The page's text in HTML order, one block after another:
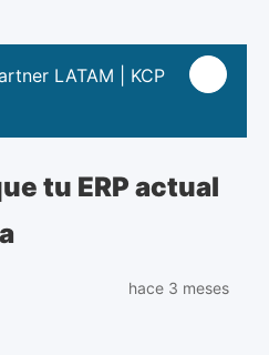
LATAM | KCP
tu ERP actual
hace 3 meses